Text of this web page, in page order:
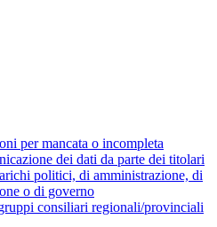
per mancata o incompleta
dei dati da parte dei titolari
politici, di amministrazione, di
o di governo
consiliari regionali/provinciali